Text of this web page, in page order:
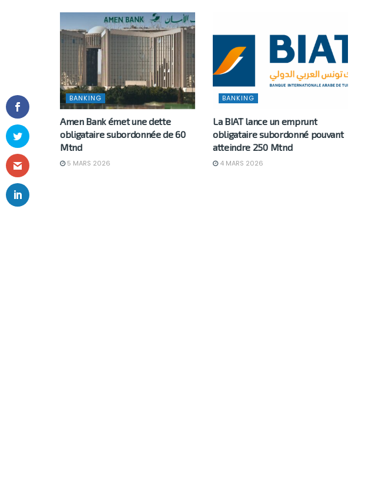
BANKING
Amen Bank émet une dette
obligataire subordonnée de 60
Mtnd
5 MARS 2026
BANKING
La BIAT lance un emprunt
obligataire subordonné pouvant
atteindre 250 Mtnd
4 MARS 2026